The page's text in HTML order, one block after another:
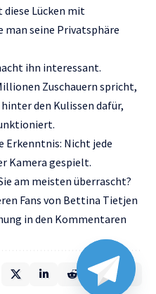
Lücken mit
seine Privatsphäre
ihn interessant.
Zuschauern spricht,
den Kulissen dafür,
Erkenntnis: Nicht jede
Kamera gespielt.
am meisten überrascht?
Fans von Bettina Tietjen
in den Kommentaren